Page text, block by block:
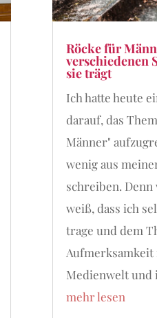
Röcke für
verschiedenen
sie trägt
Ich hatte heute
darauf, das
Männer"
wenig aus
schreiben.
weiß, dass ich
trage und dem
Medienwelt und
mehr lesen